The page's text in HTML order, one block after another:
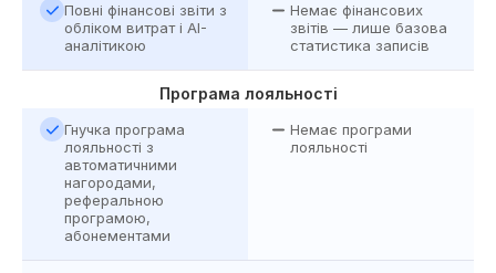
Повні фінансові звіти з
обліком витрат і AI-
аналітикою
Немає фінансових
звітів — лише базова
статистика записів
Програма лояльності
Гнучка програма
лояльності з
автоматичними
нагородами,
реферальною
програмою,
абонементами
Немає програми
лояльності